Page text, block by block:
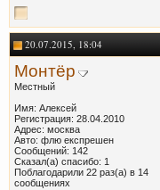
20.07.2015, 18:04
Монтёр
Местный
Имя: Алексей
Регистрация: 28.04.2010
Адрес: москва
Авто: флю експрешен
Сообщений: 142
Сказал(а) спасибо: 1
Поблагодарили 22 раз(а) в 14
сообщениях